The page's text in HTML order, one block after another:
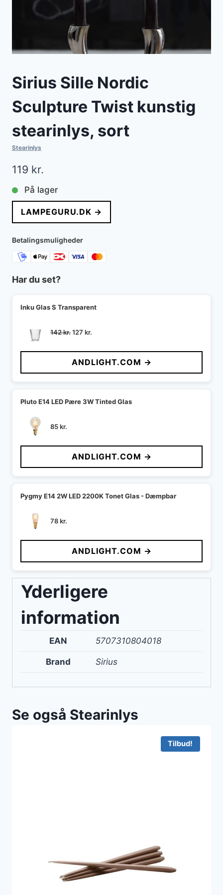
Sirius Sille Nordic
Sculpture Twist kunstig
stearinlys, sort
Stearinlys
119 kr.
På lager
LAMPEGURU.DK →
Betalingsmuligheder
Har du set?
Inku Glas S Transparent
142kr.Den
pris
var:
142 kr..
127 kr.
pris
er:
127 kr..
ANDLIGHT.COM →
Pluto E14 LED Pære 3W Tinted Glas
85kr.
ANDLIGHT.COM →
Pygmy E14 2W LED 2200K Tonet Glas - Dæmpbar
78kr.
ANDLIGHT.COM →
Yderligere
information
EAN 5707310804018
Brand Sirius
Se også Stearinlys
Tilbud!